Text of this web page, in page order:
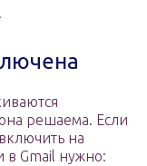
решаема. Если
на
в Gmail нужно: